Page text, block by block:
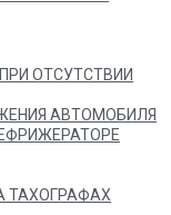
ОТСУТСТВИИ
АВТОМОБИЛЯ
ТАХОГРАФАХ